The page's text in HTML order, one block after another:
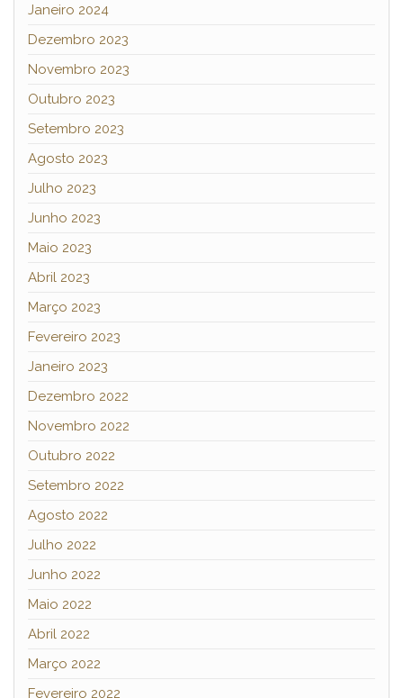
Janeiro 2024
Dezembro 2023
Novembro 2023
Outubro 2023
Setembro 2023
Agosto 2023
Julho 2023
Junho 2023
Maio 2023
Abril 2023
Março 2023
Fevereiro 2023
Janeiro 2023
Dezembro 2022
Novembro 2022
Outubro 2022
Setembro 2022
Agosto 2022
Julho 2022
Junho 2022
Maio 2022
Abril 2022
Março 2022
Fevereiro 2022